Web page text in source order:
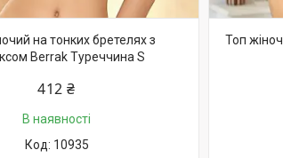
на тонких бретелях з
Berrak Туреччина S
412 ₴
В наявності
10935
Топ